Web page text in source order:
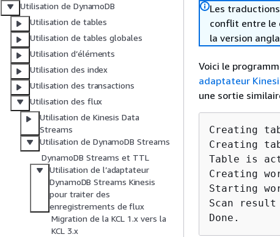
Utilisation de DynamoDB
Utilisation de tables
Utilisation de tables globales
Utilisation d’éléments
Utilisation des index
Utilisation des transactions
Utilisation des flux
Utilisation de Kinesis Data
Streams
Utilisation de DynamoDB Streams
DynamoDB Streams et TTL
Utilisation de l’adaptateur
DynamoDB Streams Kinesis
pour traiter des
enregistrements de flux
Migration de la KCL 1.x vers la
KCL 3.x
Les
conflit entre le
la version
Voici le
adaptateur
une sortie
Creating
Creating
Table is
Creating
Starting
Scan